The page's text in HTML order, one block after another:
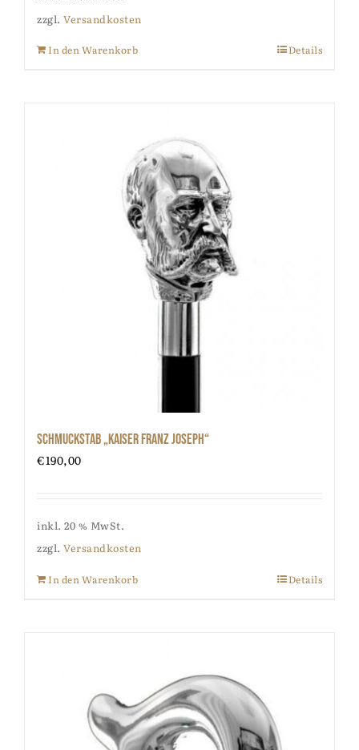
zzgl. Versandkosten
In den Warenkorb Details
Schmuckstab „Kaiser Franz Joseph“
€190,00
inkl. 20 % MwSt.
zzgl. Versandkosten
In den Warenkorb Details